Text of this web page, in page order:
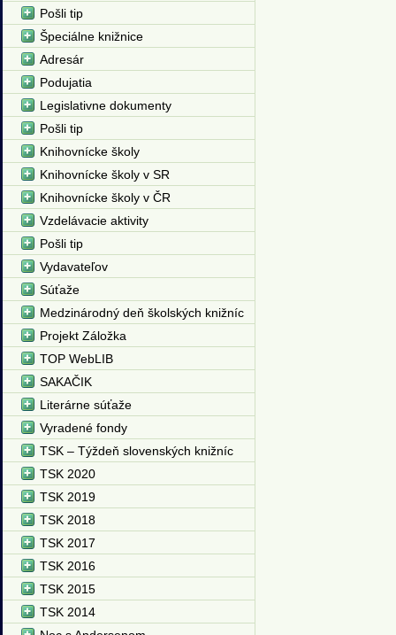
Pošli tip
Špeciálne knižnice
Adresár
Podujatia
Legislativne dokumenty
Pošli tip
Knihovnícke školy
Knihovnícke školy v SR
Knihovnícke školy v ČR
Vzdelávacie aktivity
Pošli tip
Vydavateľov
Súťaže
Medzinárodný deň školských knižníc
Projekt Záložka
TOP WebLIB
SAKAČIK
Literárne súťaže
Vyradené fondy
TSK – Týždeň slovenských knižníc
TSK 2020
TSK 2019
TSK 2018
TSK 2017
TSK 2016
TSK 2015
TSK 2014